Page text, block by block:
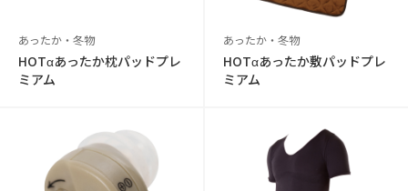
あったか・冬物
HOTαあったか枕パッドプレ
ミアム
あったか・冬物
HOTαあったか敷パッドプレ
ミアム